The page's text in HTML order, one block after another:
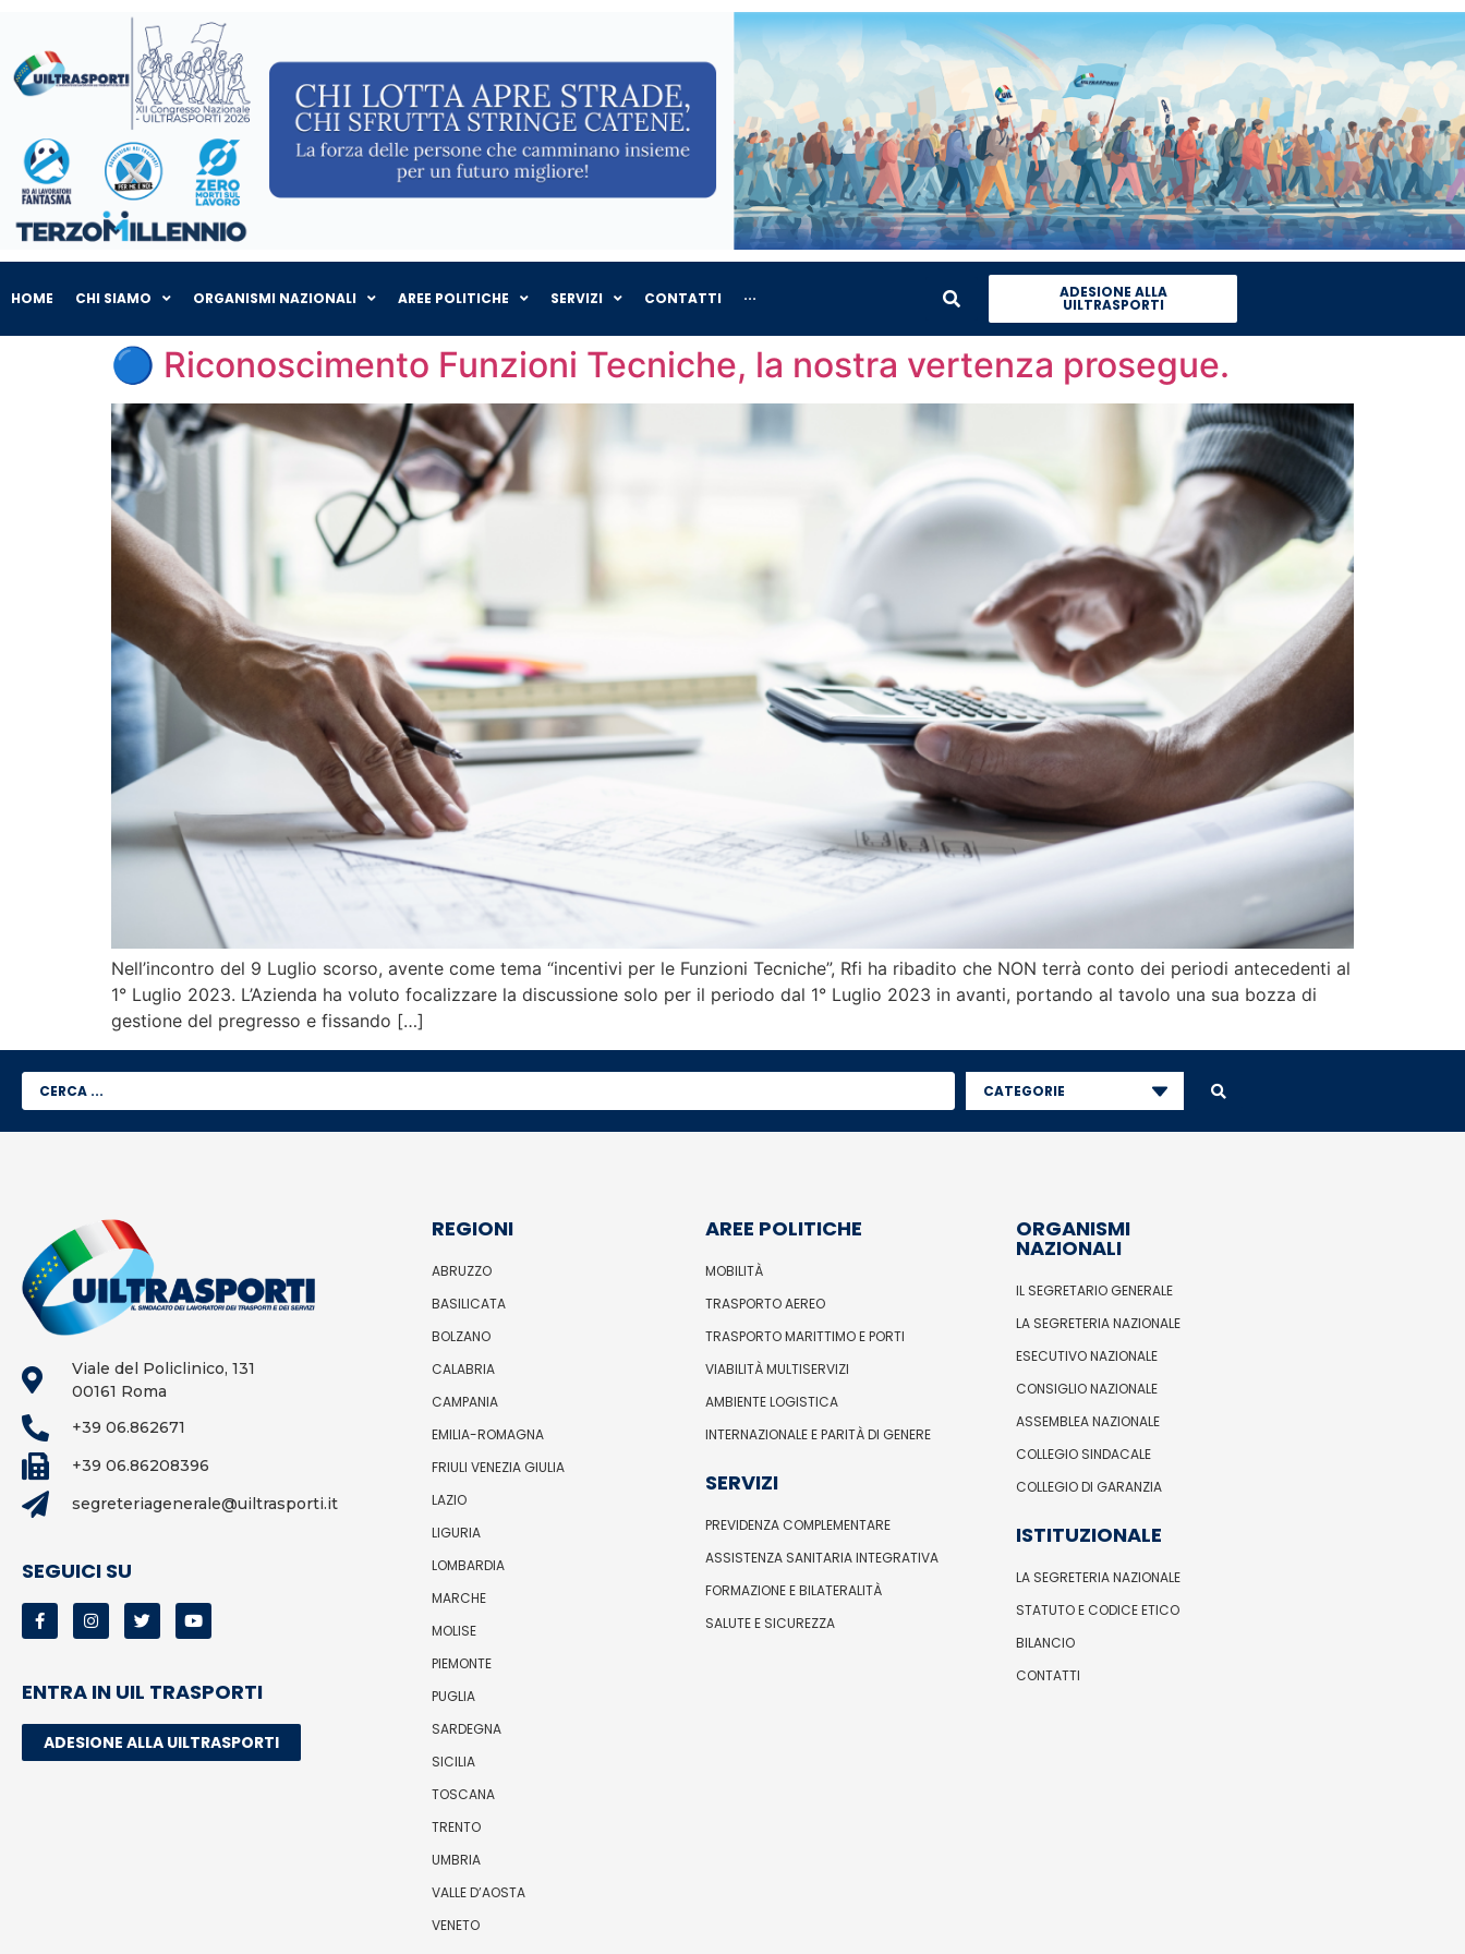
HOME CHI SIAMO ORGANISMI NAZIONALI AREE POLITICHE SERVIZI CONTATTI ··· ADESIONE ALLA
UILTRASPORTI
🔵 Riconoscimento Funzioni Tecniche, la nostra vertenza prosegue.
Nell’incontro del 9 Luglio scorso, avente come tema “incentivi per le Funzioni Tecniche”, Rfi ha ribadito che NON terrà conto dei periodi antecedenti al
1° Luglio 2023. L’Azienda ha voluto focalizzare la discussione solo per il periodo dal 1° Luglio 2023 in avanti, portando al tavolo una sua bozza di
gestione del pregresso e fissando […]
CATEGORIE
Viale del Policlinico, 131
00161 Roma
+39 06.862671
+39 06.86208396
segreteriagenerale@uiltrasporti.it
SEGUICI SU
ENTRA IN UIL TRASPORTI
ADESIONE ALLA UILTRASPORTI
REGIONI
ABRUZZO
BASILICATA
BOLZANO
CALABRIA
CAMPANIA
EMILIA-ROMAGNA
FRIULI VENEZIA GIULIA
LAZIO
LIGURIA
LOMBARDIA
MARCHE
MOLISE
PIEMONTE
PUGLIA
SARDEGNA
SICILIA
TOSCANA
TRENTO
UMBRIA
VALLE D’AOSTA
VENETO
AREE POLITICHE
MOBILITÀ
TRASPORTO AEREO
TRASPORTO MARITTIMO E PORTI
VIABILITÀ MULTISERVIZI
AMBIENTE LOGISTICA
INTERNAZIONALE E PARITÀ DI GENERE
SERVIZI
PREVIDENZA COMPLEMENTARE
ASSISTENZA SANITARIA INTEGRATIVA
FORMAZIONE E BILATERALITÀ
SALUTE E SICUREZZA
ORGANISMI
NAZIONALI
IL SEGRETARIO GENERALE
LA SEGRETERIA NAZIONALE
ESECUTIVO NAZIONALE
CONSIGLIO NAZIONALE
ASSEMBLEA NAZIONALE
COLLEGIO SINDACALE
COLLEGIO DI GARANZIA
ISTITUZIONALE
LA SEGRETERIA NAZIONALE
STATUTO E CODICE ETICO
BILANCIO
CONTATTI